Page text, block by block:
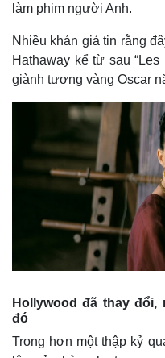
làm phim người Anh.
Nhiều khán giả tin rằng
Hathaway kể từ sau
giành tượng vàng Oscar
Hollywood đã thay
đó
Trong hơn một thập kỷ